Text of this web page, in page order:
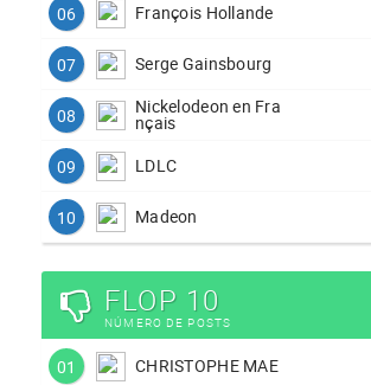
06 François Hollande
07 Serge Gainsbourg
08 Nickelodeon en Fra
nçais
09 LDLC
10 Madeon
FLOP 10
NÚMERO DE POSTS
01 CHRISTOPHE MAE